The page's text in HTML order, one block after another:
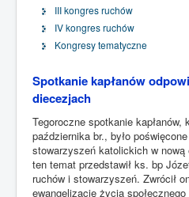
III kongres ruchów
IV kongres ruchów
Kongresy tematyczne
Spotkanie kapłanów
diecezjach
Tegoroczne spotkanie kapłanów,
października br., było
stowarzyszeń katolickich w
ten temat przedstawił ks. bp
ruchów i stowarzyszeń. Zwrócił
ewangelizację życia